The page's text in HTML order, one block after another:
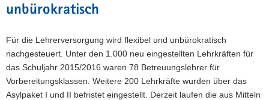
unbürokratisch
Für die Lehrerversorgung wird flexibel und unbürokratisch
nachgesteuert. Unter den 1.000 neu eingestellten Lehrkräften für
das Schuljahr 2015/2016 waren 78 Betreuungslehrer für
Vorbereitungsklassen. Weitere 200 Lehrkräfte wurden über das
Asylpaket I und II befristet eingestellt. Derzeit laufen die aus Mitteln